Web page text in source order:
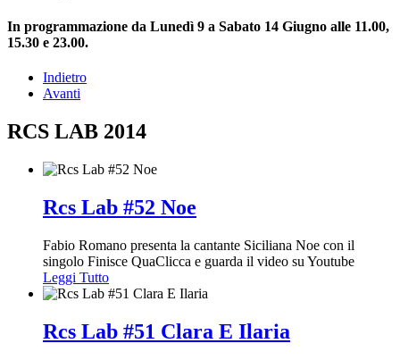
In programmazione da Lunedì 9 a Sabato 14 Giugno alle 11.00,
15.30 e 23.00.
Indietro
Avanti
RCS LAB 2014
Rcs Lab #52 Noe
Fabio Romano presenta la cantante Siciliana Noe con il
singolo Finisce QuaClicca e guarda il video su Youtube
Leggi Tutto
Rcs Lab #51 Clara E Ilaria